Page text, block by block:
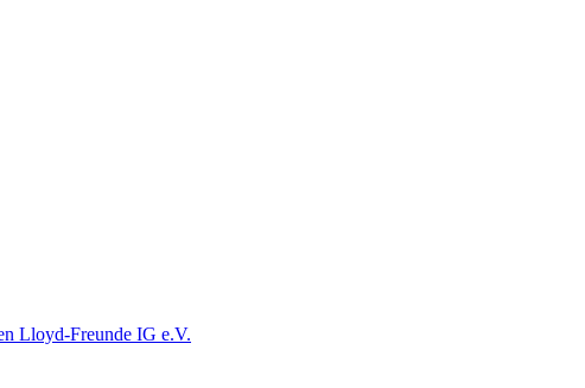
Lloyd-Freunde IG e.V.